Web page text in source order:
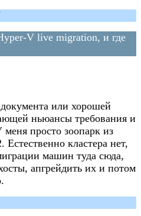
V live migration, и где
или хорошей
ньюансы требования и
просто зоопарк из
кластера нет,
машин туда сюда,
апгрейдить их и потом